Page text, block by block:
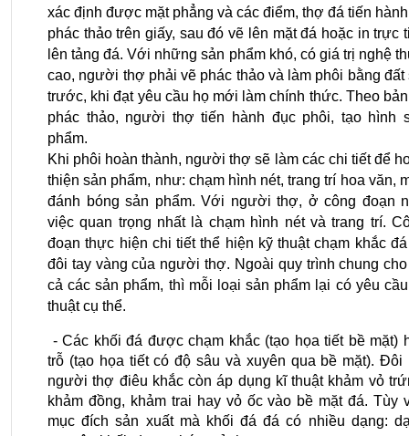
xác định được mặt phẳng và các điểm, thợ đá tiến
phác thảo trên giấy, sau đó vẽ lên mặt đá hoặc in trực
lên tảng đá. Với những sản phẩm khó, có giá trị nghệ
cao, người thợ phải vẽ phác thảo và làm phôi bằng đất
trước, khi đạt yêu cầu họ mới làm chính thức. Theo
phác thảo, người thợ tiến hành đục phôi, tạo hình
phẩm.
Khi phôi hoàn thành, người thợ sẽ làm các chi tiết để
thiện sản phẩm, như: chạm hình nét, trang trí hoa văn,
đánh bóng sản phẩm. Với người thợ, ở công đoạn
việc quan trọng nhất là chạm hình nét và trang trí.
đoạn thực hiện chi tiết thể hiện kỹ thuật chạm khắc
đôi tay vàng của người thợ. Ngoài quy trình chung
cả các sản phẩm, thì mỗi loại sản phẩm lại có yêu
thuật cụ thể.
- Các khối đá được chạm khắc (tạo họa tiết bề mặt)
trỗ (tạo họa tiết có độ sâu và xuyên qua bề mặt). Đôi
người thợ điêu khắc còn áp dụng kĩ thuật khảm vỏ
khảm đồng, khảm trai hay vỏ ốc vào bề mặt đá. Tùy
mục đích sản xuất mà khối đá đá có nhiều dạng: